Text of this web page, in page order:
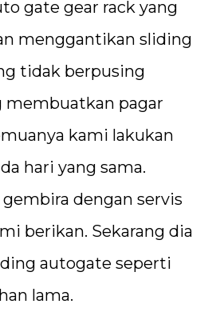
gate gear rack yang
menggantikan sliding
tidak berpusing
membuatkan pagar
kami lakukan
hari yang sama.
dengan servis
berikan. Sekarang dia
autogate seperti
lama.